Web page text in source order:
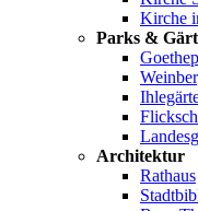
Kirche
Parks &
Architektur
Rathaus